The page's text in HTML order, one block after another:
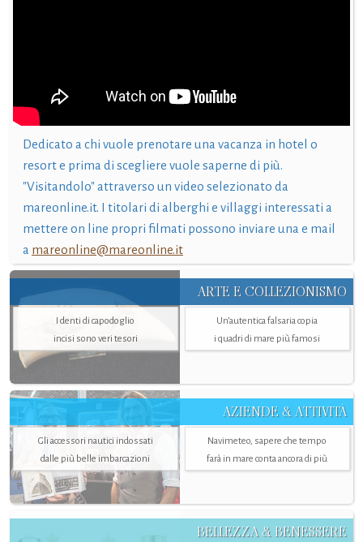
Dedicato a chi vuole prenotare una vacanza in hotel o
resort e prima di scegliere vuole saperne di più.
"Visitandolo" attraverso un video selezionato da
mareonline.it. I titolari di alberghi e villaggi interessati a
mettere on line propri filmati possono inviare una e mail
a mareonline@mareonline.it
ARTE E COLLEZIONISMO
I denti di capodoglio
incisi sono veri tesori
Un’autentica falsaria copia
i quadri di mare più famosi
AZIENDE & ATTIVITÀ
Gli accessori nautici indossati
dalle più belle imbarcazioni
Navimeteo, sapere che tempo
farà in mare conta ancora di più
BELLEZZA & BENESSERE